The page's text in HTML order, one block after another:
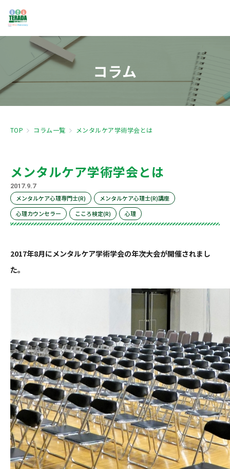
コラム
TOP コラム一覧 メンタルケア学術学会とは
メンタルケア学術学会とは
2017.9.7
メンタルケア心理専門士(R)
メンタルケア心理士(R)講座
心理カウンセラー
こころ検定(R) 心理
2017年8月にメンタルケア学術学会の年次大会が開催されまし
た。